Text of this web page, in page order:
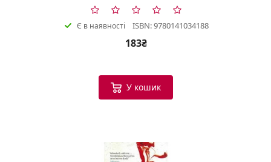
Є в наявності ISBN: 9780141034188
183₴
У кошик